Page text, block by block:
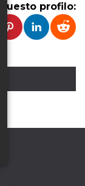
profilo: